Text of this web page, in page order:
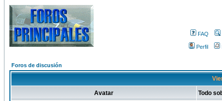
FAQ
Perfil
Foros de discusión
Avatar Todo